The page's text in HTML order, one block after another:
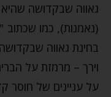
גאווה שבקדושה שהיא
(נאמנות), כמו שכתוב
בחינת גאווה
וירך – מרמזת על
על עניינים של חוסר